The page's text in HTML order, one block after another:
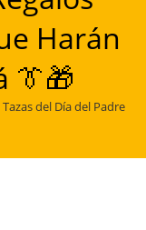
Harán
👔🎁
del Día del Padre: